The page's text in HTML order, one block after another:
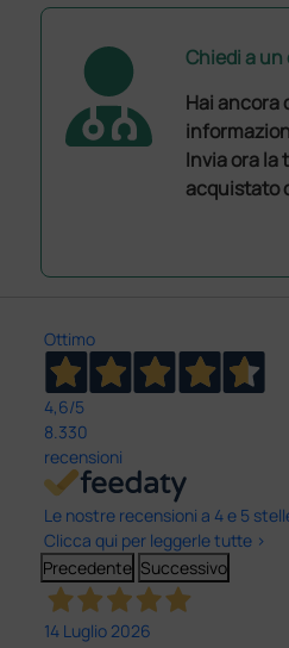
Chiedi a un
Hai ancora
Invia ora la
acquistato
Ottimo
4,6/5
8.330
recensioni
Le nostre recensioni a 4 e 5
Clicca qui per leggerle tutte >
Precedente Successivo
14 Luglio 2026